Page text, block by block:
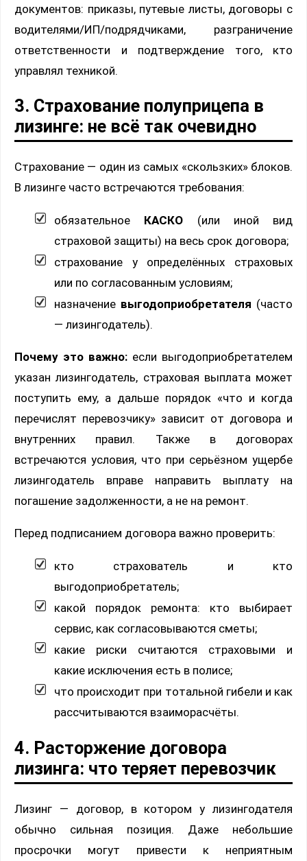
документов: приказы, путевые листы, договоры с
водителями/ИП/подрядчиками, разграничение
ответственности и подтверждение того, кто
управлял техникой.
3. Страхование полуприцепа в
лизинге: не всё так очевидно
Страхование — один из самых «скользких» блоков.
В лизинге часто встречаются требования:
обязательное КАСКО (или иной вид
страховой защиты) на весь срок договора;
страхование у определённых страховых
или по согласованным условиям;
назначение выгодоприобретателя (часто
— лизингодатель).
Почему это важно: если выгодоприобретателем
указан лизингодатель, страховая выплата может
поступить ему, а дальше порядок «что и когда
перечислят перевозчику» зависит от договора и
внутренних правил. Также в договорах
встречаются условия, что при серьёзном ущербе
лизингодатель вправе направить выплату на
погашение задолженности, а не на ремонт.
Перед подписанием договора важно проверить:
кто страхователь и кто
выгодоприобретатель;
какой порядок ремонта: кто выбирает
сервис, как согласовываются сметы;
какие риски считаются страховыми и
какие исключения есть в полисе;
что происходит при тотальной гибели и как
рассчитываются взаиморасчёты.
4. Расторжение договора
лизинга: что теряет перевозчик
Лизинг — договор, в котором у лизингодателя
обычно сильная позиция. Даже небольшие
просрочки могут привести к неприятным